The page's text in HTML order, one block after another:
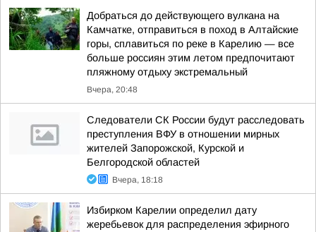
Добраться до действующего вулкана на
Камчатке, отправиться в поход в Алтайские
горы, сплавиться по реке в Карелию — все
больше россиян этим летом предпочитают
пляжному отдыху экстремальный
Вчера, 20:48
Следователи СК России будут расследовать
преступления ВФУ в отношении мирных
жителей Запорожской, Курской и
Белгородской областей
Вчера, 18:18
Избирком Карелии определил дату
жеребьевок для распределения эфирного